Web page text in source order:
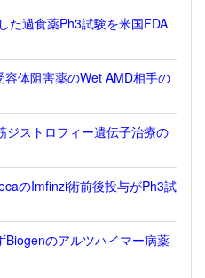
た過食薬Ph3試験を米国FDA
体阻害薬のWet AMD相手の
ジストロフィー遺伝子治療の
のImfinzi術前後投与がPh3試
Biogenのアルツハイマー病薬